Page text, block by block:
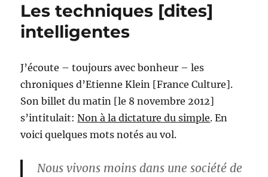
Les techniques [dites]
intelligentes
J’écoute – toujours avec bonheur – les
chroniques d’Etienne Klein [France Culture].
Son billet du matin [le 8 novembre 2012]
s’intitulait:Non à la dictature du simple. En
voici quelques mots notés au vol.
Nous vivons moins dans une société de